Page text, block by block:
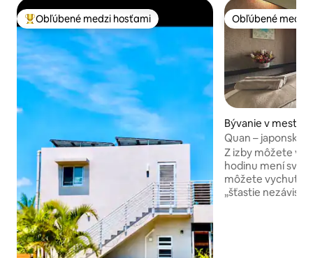
Najobľúbenejšie medzi hosťami
Obľúbené medzi hosťami Obľúbené medzi
Obľúbené medzi
Bývanie v meste
Quan – japonská
oceán a
Z izby môžete
hodinu mení svoj
môžete vychutnať pri
„šťastie nezávislé